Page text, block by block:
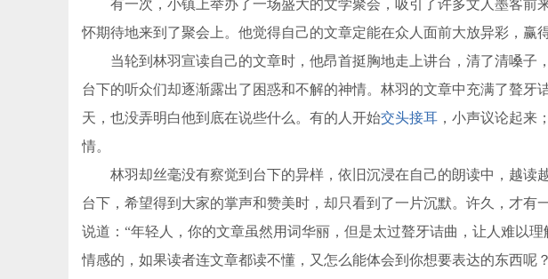
有一次，小镇上举办了一场盛大的文学聚会，吸引了许多文人墨客前
怀期待地来到了聚会上。他觉得自己的文章定能在众人面前大放异彩，赢
当轮到林羽宣读自己的文章时，他昂首挺胸地走上讲台，清了清嗓子
台下的听众们却逐渐露出了困惑和不解的神情。林羽的文章中充满了聱牙
天，也没弄明白他到底在说些什么。有的人开始交头接耳 ，小声议论起来
情。
林羽却丝毫没有察觉到台下的异样，依旧沉浸在自己的朗读中，越读
台下，希望得到大家的掌声和赞美时，却只看到了一片沉默。许久，才有
说道：“年轻人，你的文章虽然用词华丽，但是太过聱牙诘曲，让人难以
情感的，如果读者连文章都读不懂，又怎么能体会到你想要表达的东西呢